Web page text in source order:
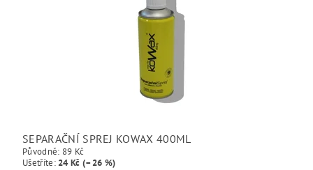
SEPARAČNÍ SPREJ KOWAX 400ML
Původně: 89 Kč
Ušetříte: 24 Kč (–26 %)